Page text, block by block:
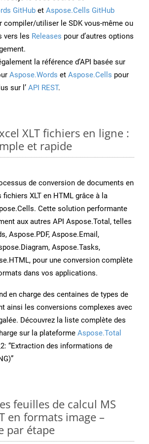
GitHub et Aspose.Cells GitHub
compiler/utiliser le SDK vous-même ou
vers les Releases pour d’autres options
la référence d’API basée sur
Aspose.Words et Aspose.Cells pour
sur l’ API REST.
XLT fichiers en ligne :
et rapide
de conversion de documents en
XLT en HTML grâce à la
Cette solution performante
aux autres API Aspose.Total, telles
Aspose.PDF, Aspose.Email,
Aspose.Tasks,
pour une conversion complète
dans vos applications.
en charge des centaines de types de
ainsi les conversions complexes avec
Découvrez la liste complète des
sur la plateforme Aspose.Total
“Extraction des informations de
feuilles de calcul MS
en formats image –
par étape